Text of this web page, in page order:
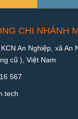
CHI NHÁNH
An Nghiệp, xã An
cũ ), Việt Nam
567